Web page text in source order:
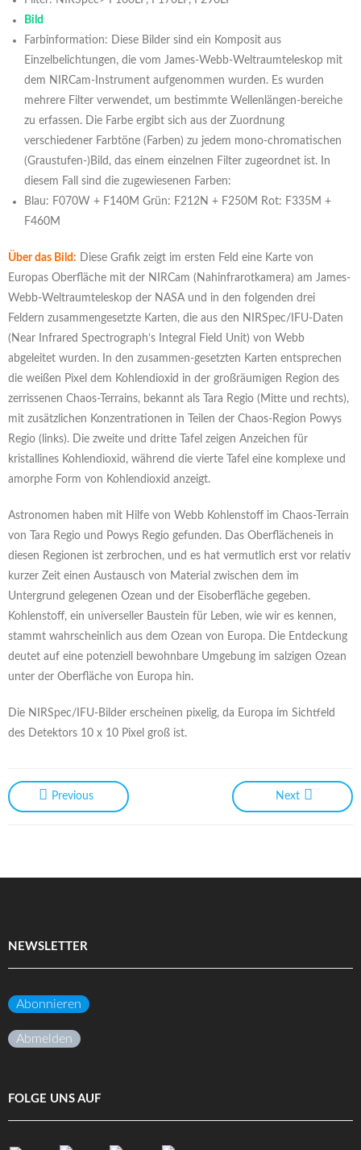
Bild
Farbinformation: Diese Bilder sind ein Komposit aus
Einzelbelichtungen, die vom James-Webb-Weltraumteleskop mit
dem NIRCam-Instrument aufgenommen wurden. Es wurden
mehrere Filter verwendet, um bestimmte Wellenlängen-bereiche
zu erfassen. Die Farbe ergibt sich aus der Zuordnung
verschiedener Farbtöne (Farben) zu jedem mono-chromatischen
(Graustufen-)Bild, das einem einzelnen Filter zugeordnet ist. In
diesem Fall sind die zugewiesenen Farben:
Blau: F070W + F140M Grün: F212N + F250M Rot: F335M +
F460M
Über das Bild: Diese Grafik zeigt im ersten Feld eine Karte von
Europas Oberfläche mit der NIRCam (Nahinfrarotkamera) am James-
Webb-Weltraumteleskop der NASA und in den folgenden drei
Feldern zusammengesetzte Karten, die aus den NIRSpec/IFU-Daten
(Near Infrared Spectrograph’s Integral Field Unit) von Webb
abgeleitet wurden. In den zusammen-gesetzten Karten entsprechen
die weißen Pixel dem Kohlendioxid in der großräumigen Region des
zerrissenen Chaos-Terrains, bekannt als Tara Regio (Mitte und rechts),
mit zusätzlichen Konzentrationen in Teilen der Chaos-Region Powys
Regio (links). Die zweite und dritte Tafel zeigen Anzeichen für
kristallines Kohlendioxid, während die vierte Tafel eine komplexe und
amorphe Form von Kohlendioxid anzeigt.
Astronomen haben mit Hilfe von Webb Kohlenstoff im Chaos-Terrain
von Tara Regio und Powys Regio gefunden. Das Oberflächeneis in
diesen Regionen ist zerbrochen, und es hat vermutlich erst vor relativ
kurzer Zeit einen Austausch von Material zwischen dem im
Untergrund gelegenen Ozean und der Eisoberfläche gegeben.
Kohlenstoff, ein universeller Baustein für Leben, wie wir es kennen,
stammt wahrscheinlich aus dem Ozean von Europa. Die Entdeckung
deutet auf eine potenziell bewohnbare Umgebung im salzigen Ozean
unter der Oberfläche von Europa hin.
Die NIRSpec/IFU-Bilder erscheinen pixelig, da Europa im Sichtfeld
des Detektors 10 x 10 Pixel groß ist.
Previous Next
NEWSLETTER
Abonnieren
Abmelden
FOLGE UNS AUF